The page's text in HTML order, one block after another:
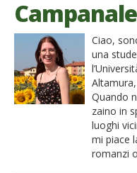
FAQ
Chi Siamo
Partner
Contatti
curiosità
vivere e viaggiare verde
news ed eventi
ecohotel
rassegna stampa
Campanale
Ciao,
una
Quando
zaino in
luoghi
mi piace
romanzi